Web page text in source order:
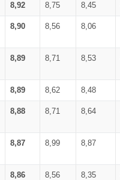
8,92 8,75 8,45
8,90 8,56 8,06
8,89 8,71 8,53
8,89 8,62 8,48
8,88 8,71 8,64
8,87 8,99 8,87
8,86 8,56 8,35